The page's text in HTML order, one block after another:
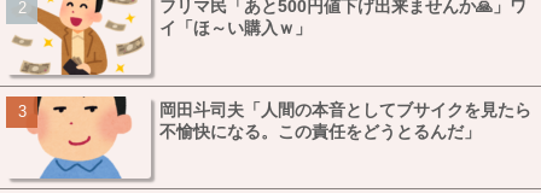
フリマ民「あと500円値下げ出来ませんか🙏」ワ
イ「ほ～い購入ｗ」
岡田斗司夫「人間の本音としてブサイクを見たら
不愉快になる。この責任をどうとるんだ」